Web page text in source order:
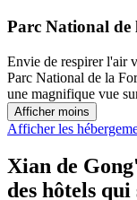
Parc National de
Envie de respirer l'air
Parc National de la
une magnifique vue
Afficher moins
Afficher les
Xian de
des hôtels